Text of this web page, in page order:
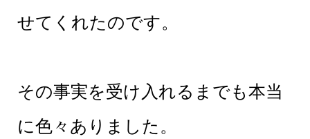
せてくれたのです。
その事実を受け入れるまでも本当
に色々ありました。